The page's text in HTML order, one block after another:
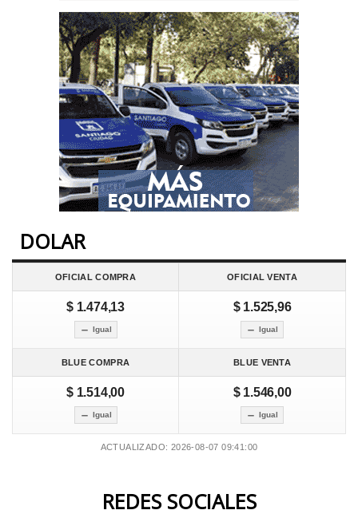
DOLAR
OFICIAL COMPRA OFICIAL VENTA
$ 1.474,13
Igual
$ 1.525,96
Igual
BLUE COMPRA BLUE VENTA
$ 1.514,00
Igual
$ 1.546,00
Igual
ACTUALIZADO: 2026-08-07 09:41:00
REDES SOCIALES